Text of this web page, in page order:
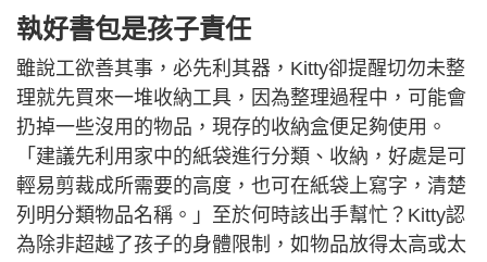
執好書包是孩子責任
雖說工欲善其事，必先利其器，Kitty卻提醒切勿未整
理就先買來一堆收納工具，因為整理過程中，可能會
扔掉一些沒用的物品，現存的收納盒便足夠使用。
「建議先利用家中的紙袋進行分類、收納，好處是可
輕易剪裁成所需要的高度，也可在紙袋上寫字，清楚
列明分類物品名稱。」至於何時該出手幫忙？Kitty認
為除非超越了孩子的身體限制，如物品放得太高或太